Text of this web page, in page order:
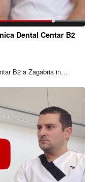
Dental Centar B2
B2 a Zagabria in…